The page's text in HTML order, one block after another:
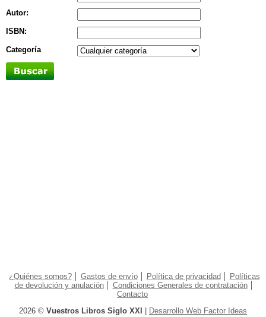
Autor:
ISBN:
Categoría
¿Quiénes somos? Gastos de envío Política de privacidad
Políticas
de devolución y anulación
Condiciones Generales de contratación
Contacto
2026 © Vuestros Libros Siglo XXI Desarrollo Web Factor Ideas